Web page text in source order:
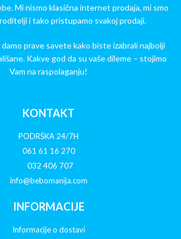
Mi nismo klasična internet prodaja, mi smo
i tako pristupamo svakoj prodaji.
prave savete kako biste izabrali najbolji
Kakve god da su vaše dileme – stojimo
Vam na raspolaganju!
KONTAKT
PODRŠKA 24/7H
061 61 16 270
032 406 707
info@bebomanija.com
INFORMACIJE
Informacije o dostavi